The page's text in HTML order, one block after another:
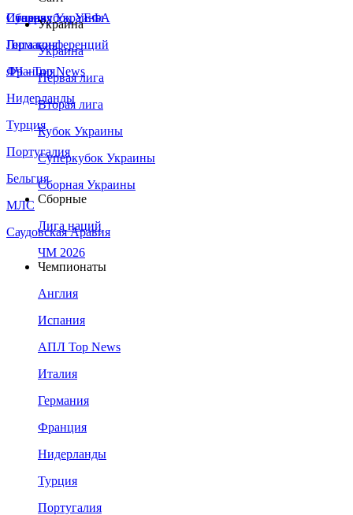
Сборная Украины
Италия
Германия
Франция
Нидерланды
Турция
Португалия
Бельгия
МЛС
Саудовская Аравия
Суперкубок УЕФА
Лига конференций
ЛЧ - Top News
Украина
Украина
Первая лига
Вторая лига
Кубок Украины
Суперкубок Украины
Сборная Украины
Сборные
Лига наций
ЧМ 2026
Чемпионаты
Англия
Испания
АПЛ Top News
Италия
Германия
Франция
Нидерланды
Турция
Португалия